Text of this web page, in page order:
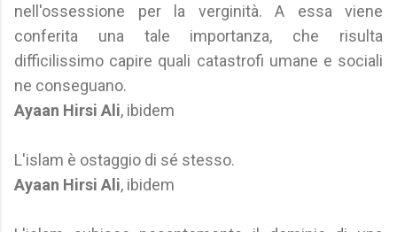
nell'ossessione per la verginità. A essa viene
conferita una tale importanza, che risulta
difficilissimo capire quali catastrofi umane e sociali
ne conseguano.
Ayaan Hirsi Ali, ibidem
L'islam è ostaggio di sé stesso.
Ayaan Hirsi Ali, ibidem